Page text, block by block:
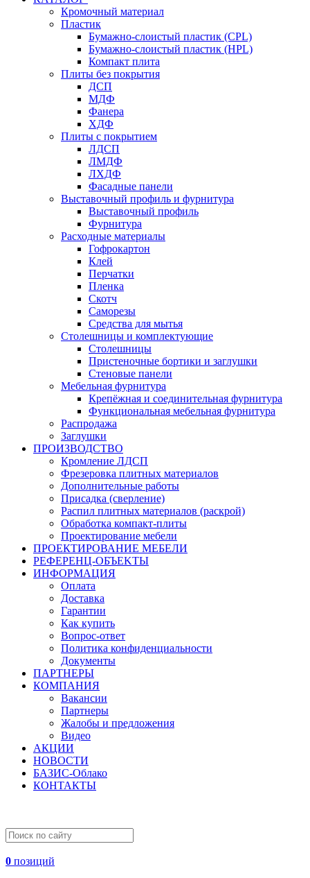
Кромочный материал
Пластик
Бумажно-слоистый пластик (CPL)
Бумажно-слоистый пластик (HPL)
Компакт плита
Плиты без покрытия
ДСП
МДФ
Фанера
ХДФ
Плиты с покрытием
ЛДСП
ЛМДФ
ЛХДФ
Фасадные панели
Выставочный профиль и фурнитура
Выставочный профиль
Фурнитура
Расходные материалы
Гофрокартон
Клей
Перчатки
Пленка
Скотч
Саморезы
Средства для мытья
Столешницы и комплектующие
Столешницы
Пристеночные бортики и заглушки
Стеновые панели
Мебельная фурнитура
Крепёжная и соединительная фурнитура
Функциональная мебельная фурнитура
Распродажа
Заглушки
ПРОИЗВОДСТВО
Кромление ЛДСП
Фрезеровка плитных материалов
Дополнительные работы
Присадка (сверление)
Распил плитных материалов (раскрой)
Обработка компакт-плиты
Проектирование мебели
ПРОЕКТИРОВАНИЕ МЕБЕЛИ
РЕФЕРЕНЦ-ОБЪЕKТЫ
ИНФОРМАЦИЯ
Оплата
Доставка
Гарантии
Как купить
Вопрос-ответ
Политика конфиденциальности
Документы
ПАРТНЕРЫ
КОМПАНИЯ
Вакансии
Партнеры
Жалобы и предложения
Видео
АКЦИИ
НОВОСТИ
БАЗИС-Облако
КОНТАКТЫ
0 позиций